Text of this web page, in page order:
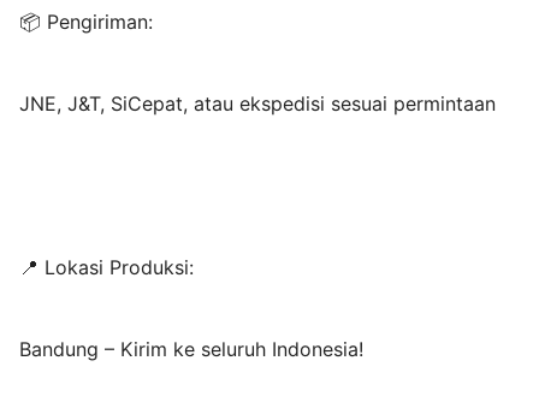
📦 Pengiriman:
JNE, J&T, SiCepat, atau ekspedisi sesuai permintaan
📍 Lokasi Produksi:
Bandung – Kirim ke seluruh Indonesia!